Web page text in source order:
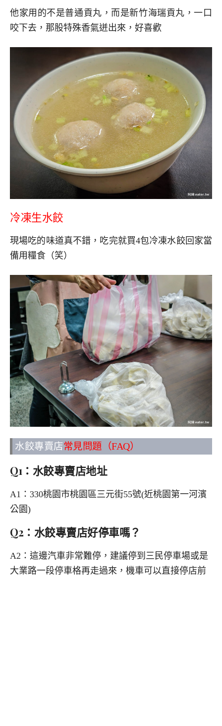
他家用的不是普通貢丸，而是新竹海瑞貢丸，一口
咬下去，那股特殊香氣迸出來，好喜歡
冷凍生水餃
現場吃的味道真不錯，吃完就買4包冷凍水餃回家當
備用糧食（笑）
水餃專賣店常見問題（FAQ）
Q1：水餃專賣店地址
A1：330桃園市桃園區三元街55號(近桃園第一河濱
公園)
Q2：水餃專賣店好停車嗎？
A2：這邊汽車非常難停，建議停到三民停車場或是
大業路一段停車格再走過來，機車可以直接停店前